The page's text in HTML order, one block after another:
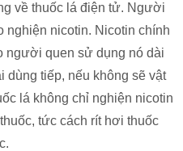
về thuốc lá điện tử. Người
nghiện nicotin. Nicotin chính
người quen sử dụng nó dài
dùng tiếp, nếu không sẽ vật
lá không chỉ nghiện nicotin
tức cách rít hơi thuốc